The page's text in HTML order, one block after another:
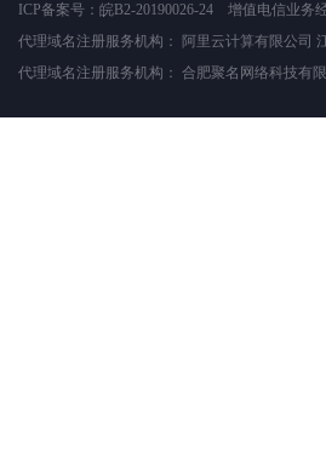
ICP备案号： 皖B2-20190026-24 增值电信业务
代理域名注册服务机构：
阿里云计算有限公司
代理域名注册服务机构： 合肥聚名网络科技有